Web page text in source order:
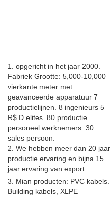
1. opgericht in het jaar 2000.
Fabriek Grootte: 5,000-10,000
vierkante meter met
geavanceerde apparatuur 7
productielijnen. 8 ingenieurs 5
R$ D elites. 80 productie
personeel werknemers. 30
sales persoon.
2. We hebben meer dan 20 jaar
productie ervaring en bijna 15
jaar ervaring van export.
3. Mian producten: PVC kabels.
Building kabels, XLPE